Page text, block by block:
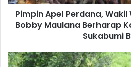
Pimpin Apel Perdana,
Bobby Maulana Berharap
Sukabumi